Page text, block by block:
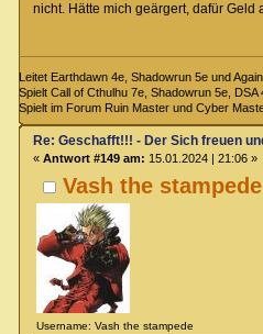
nicht. Hätte mich geärgert, dafür Geld
Leitet Earthdawn 4e, Shadowrun 5e und
Spielt Call of Cthulhu 7e, Shadowrun 5e,
Spielt im Forum Ruin Master und Cyber
Vash the stampede
Username: Vash the stampede
Re: Geschafft!!! - Der Sich freuen
« Antwort #149 am: 15.01.2024 | 21:06 »